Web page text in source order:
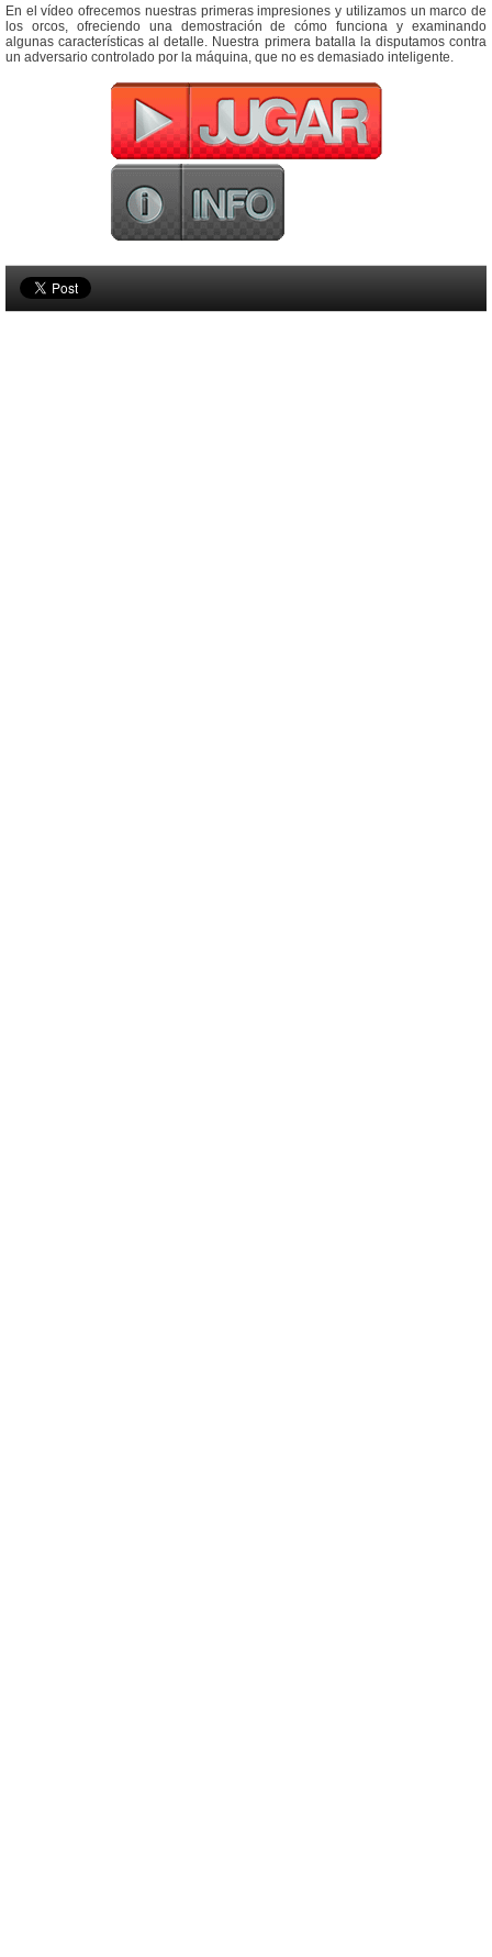
En el vídeo ofrecemos nuestras primeras impresiones y utilizamos un marco de
los orcos, ofreciendo una demostración de cómo funciona y examinando
algunas características al detalle. Nuestra primera batalla la disputamos contra
un adversario controlado por la máquina, que no es demasiado inteligente.